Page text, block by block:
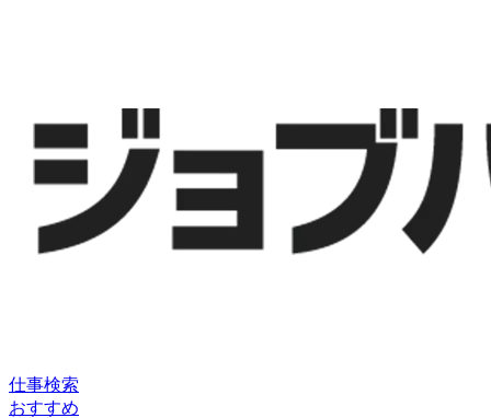
仕事検索
おすすめ